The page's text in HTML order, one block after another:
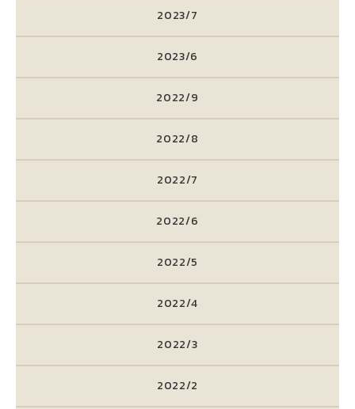
2023/7
2023/6
2022/9
2022/8
2022/7
2022/6
2022/5
2022/4
2022/3
2022/2